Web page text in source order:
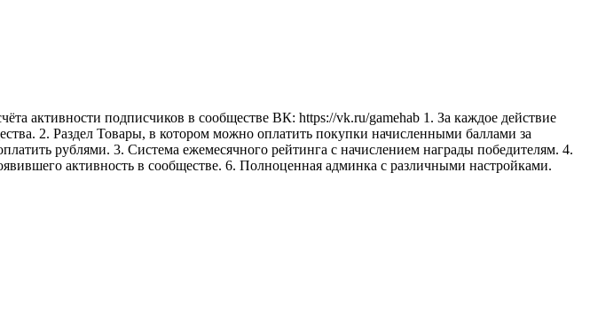
активности подписчиков в сообществе ВК: https://vk.ru/gamehab 1. За каждое действие
2. Раздел Товары, в котором можно оплатить покупки начисленными баллами за
рублями. 3. Система ежемесячного рейтинга с начислением награды победителям. 4.
активность в сообществе. 6. Полноценная админка с различными настройками.